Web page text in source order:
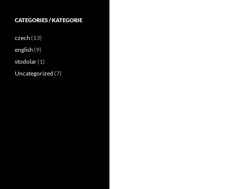
CATEGORIES / KATEGORIE
czech (13)
english (9)
stodolar(1)
Uncategorized (7)